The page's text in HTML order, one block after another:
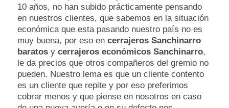
10 años, no han subido prácticamente pensando
en nuestros clientes, que sabemos en la situación
económica que esta pasando nuestro país no es
muy buena, por eso en cerrajeros Sanchinarro
baratos y cerrajeros económicos Sanchinarro,
le da precios que otros compañeros del gremio no
pueden. Nuestro lema es que un cliente contento
es un cliente que repite y por eso preferimos
cobrar menos y que piense en nosotros en caso